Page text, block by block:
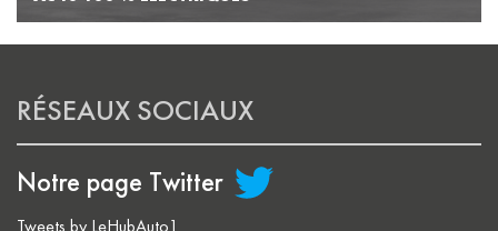
RÉSEAUX SOCIAUX
Notre page Twitter
Tweets by LeHubAuto1